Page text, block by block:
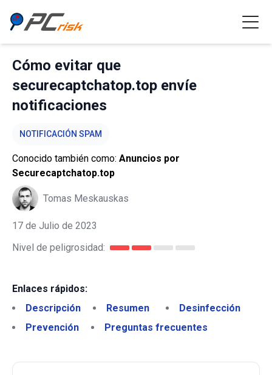
Cómo evitar que
securecaptchatop.top envíe
notificaciones
NOTIFICACIÓN SPAM
Conocido también como: Anuncios por
Securecaptchatop.top
Tomas Meskauskas
17 de Julio de 2023
Nivel de peligrosidad:
Enlaces rápidos:
Descripción
Resumen
Desinfección
Prevención
Preguntas frecuentes